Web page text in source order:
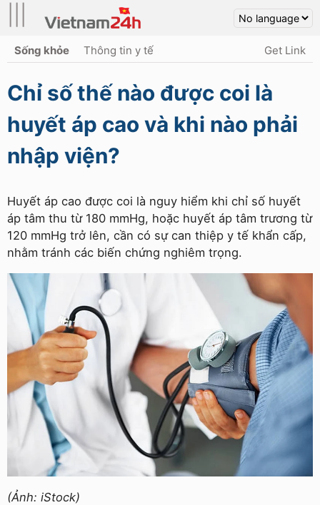
Sống khỏe Thông tin y tế Get Link
Chỉ số thế nào được coi là
huyết áp cao và khi nào phải
nhập viện?
Huyết áp cao được coi là nguy hiểm khi chỉ số huyết
áp tâm thu từ 180 mmHg, hoặc huyết áp tâm trương từ
120 mmHg trở lên, cần có sự can thiệp y tế khẩn cấp,
nhằm tránh các biến chứng nghiêm trọng.
(Ảnh: iStock)